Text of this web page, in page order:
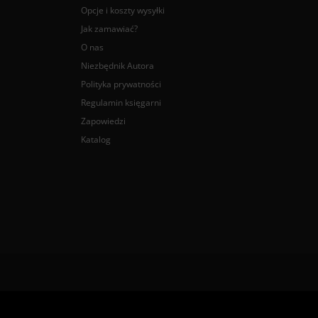
Opcje i koszty wysyłki
Jak zamawiać?
O nas
Niezbędnik Autora
Polityka prywatności
Regulamin księgarni
Zapowiedzi
Katalog